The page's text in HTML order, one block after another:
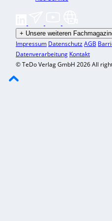
+ Unsere weiteren
Impressum DatenschutzAGB
Datenverarbeitung Kontakt
© TeDo Verlag GmbH 2026 All